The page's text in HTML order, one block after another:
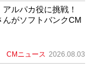
ルパカ役に挑戦！
がソフトバンクCM
CMニュース 2026.08.03